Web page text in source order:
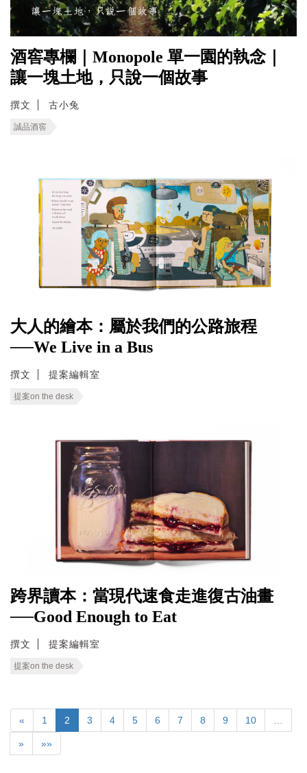
酒窖專欄｜Monopole 單一園的執念｜
讓一塊土地，只說一個故事
撰文 古小兔
誠品酒窖
大人的繪本：屬於我們的公路旅程
──We Live in a Bus
撰文 提案編輯室
提案on the desk
跨界讀本：當現代速食走進復古油畫
──Good Enough to Eat
撰文 提案編輯室
提案on the desk
« 1 2 3 4 5 6 7 8 9 10
» »»